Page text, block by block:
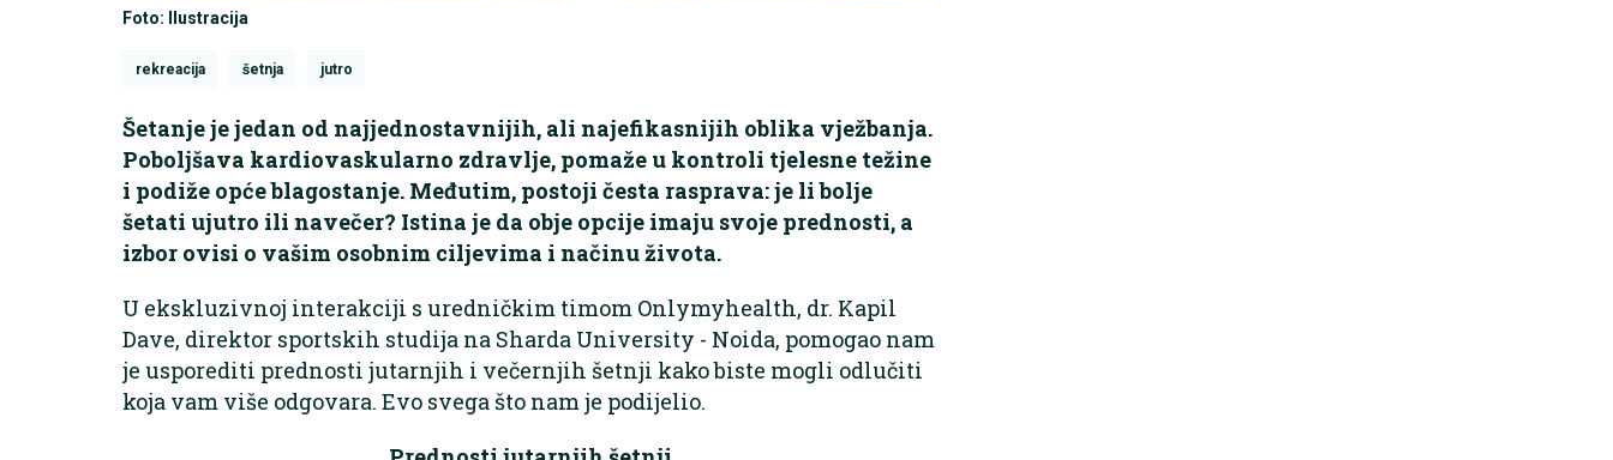
Foto: Ilustracija
rekreacija šetnja jutro
Šetanje je jedan od najjednostavnijih, ali najefikasnijih oblika vježbanja.
Poboljšava kardiovaskularno zdravlje, pomaže u kontroli tjelesne težine
i podiže opće blagostanje. Međutim, postoji česta rasprava: je li bolje
šetati ujutro ili navečer? Istina je da obje opcije imaju svoje prednosti, a
izbor ovisi o vašim osobnim ciljevima i načinu života.
U ekskluzivnoj interakciji s uredničkim timom Onlymyhealth, dr. Kapil
Dave, direktor sportskih studija na Sharda University - Noida, pomogao nam
je usporediti prednosti jutarnjih i večernjih šetnji kako biste mogli odlučiti
koja vam više odgovara. Evo svega što nam je podijelio.